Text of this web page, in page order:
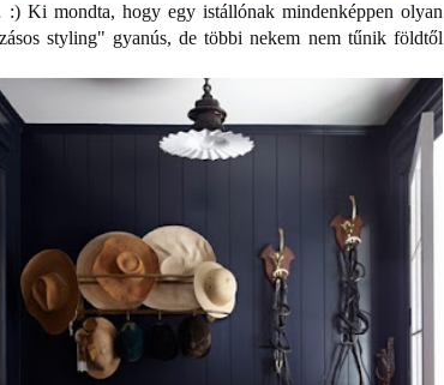
Ki mondta, hogy egy istállónak mindenképpen olyan
styling" gyanús, de többi nekem nem tűnik földtől